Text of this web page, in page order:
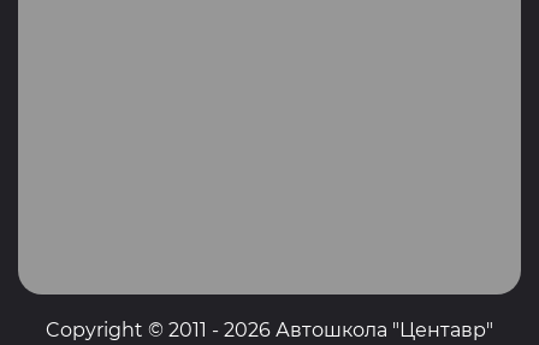
Copyright © 2011 - 2026 Автошкола "Центавр"